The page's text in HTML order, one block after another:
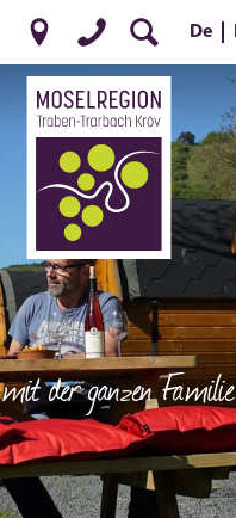
De
der ganzen Familie